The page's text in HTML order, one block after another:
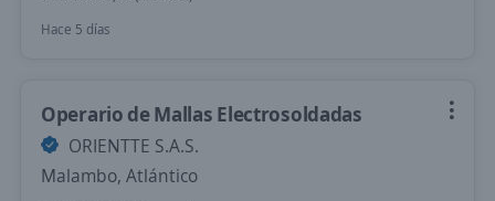
Hace 5 días
Operario de Mallas Electrosoldadas
ORIENTTE S.A.S.
Malambo, Atlántico